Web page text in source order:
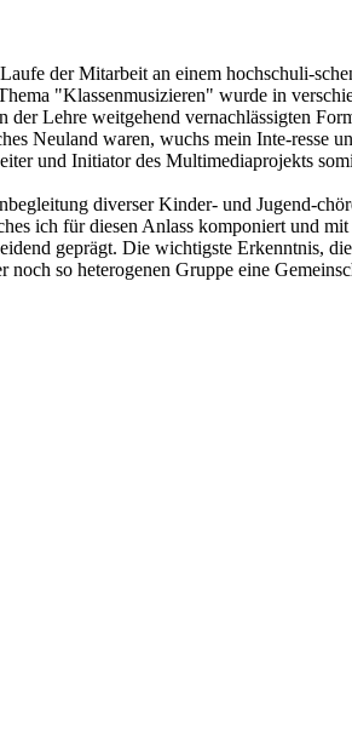
der Mitarbeit an einem hochschuli-
"Klassenmusizieren" wurde in
Lehre weitgehend vernachlässigten
Neuland waren, wuchs mein Inte-resse
und Initiator des Multimediaprojekts
diverser Kinder- und Jugend-
ich für diesen Anlass komponiert und
geprägt. Die wichtigste Erkenntnis,
so heterogenen Gruppe eine